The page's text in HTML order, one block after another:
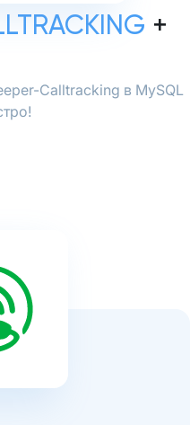
+
Calltracking в MySQL